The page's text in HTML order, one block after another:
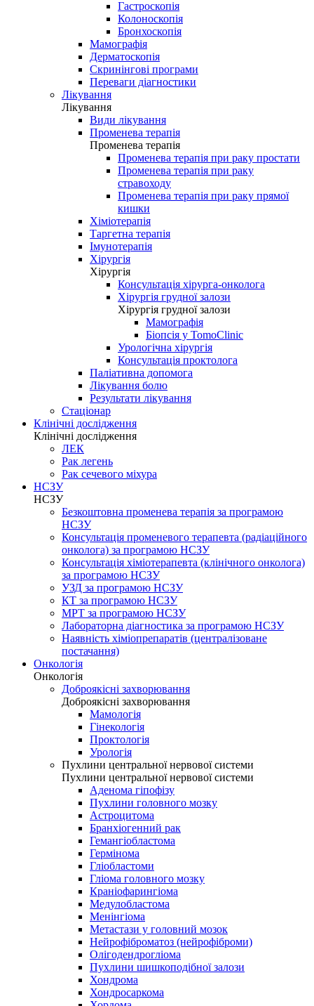
Гастроскопія
Колоноскопія
Бронхоскопія
Мамографія
Дерматоскопія
Скринінгові програми
Переваги діагностики
Лікування
Лікування
Види лікування
Променева терапія
Променева терапія
Променева терапія при раку простати
Променева терапія при раку
стравоходу
Променева терапія при раку прямої
кишки
Хіміотерапія
Таргетна терапія
Імунотерапія
Хірургія
Хірургія
Консультація хірурга-онколога
Хірургія грудної залози
Хірургія грудної залози
Мамографія
Біопсія у TomoClinic
Урологічна хірургія
Консультація проктолога
Паліативна допомога
Лікування болю
Результати лікування
Стаціонар
Клінічні дослідження
Клінічні дослідження
ЛЕК
Рак легень
Рак сечевого міхура
НСЗУ
НСЗУ
Безкоштовна променева терапія за програмою
НСЗУ
Консультація променевого терапевта (радіаційного
онколога) за програмою НСЗУ
Консультація хіміотерапевта (клінічного онколога)
за програмою НСЗУ
УЗД за програмою НСЗУ
КТ за програмою НСЗУ
МРТ за програмою НСЗУ
Лабораторна діагностика за програмою НСЗУ
Наявність хіміопрепаратів (централізоване
постачання)
Онкологія
Онкологія
Доброякісні захворювання
Доброякісні захворювання
Мамологія
Гінекологія
Проктологія
Урологія
Пухлини центральної нервової системи
Пухлини центральної нервової системи
Аденома гіпофізу
Пухлини головного мозку
Астроцитома
Бранхіогенний рак
Гемангіобластома
Гермінома
Гліобластоми
Гліома головного мозку
Краніофарингіома
Медулобластома
Менінгіома
Метастази у головний мозок
Нейрофіброматоз (нейрофіброми)
Олігодендрогліома
Пухлини шишкоподібної залози
Хондрома
Хондросаркома